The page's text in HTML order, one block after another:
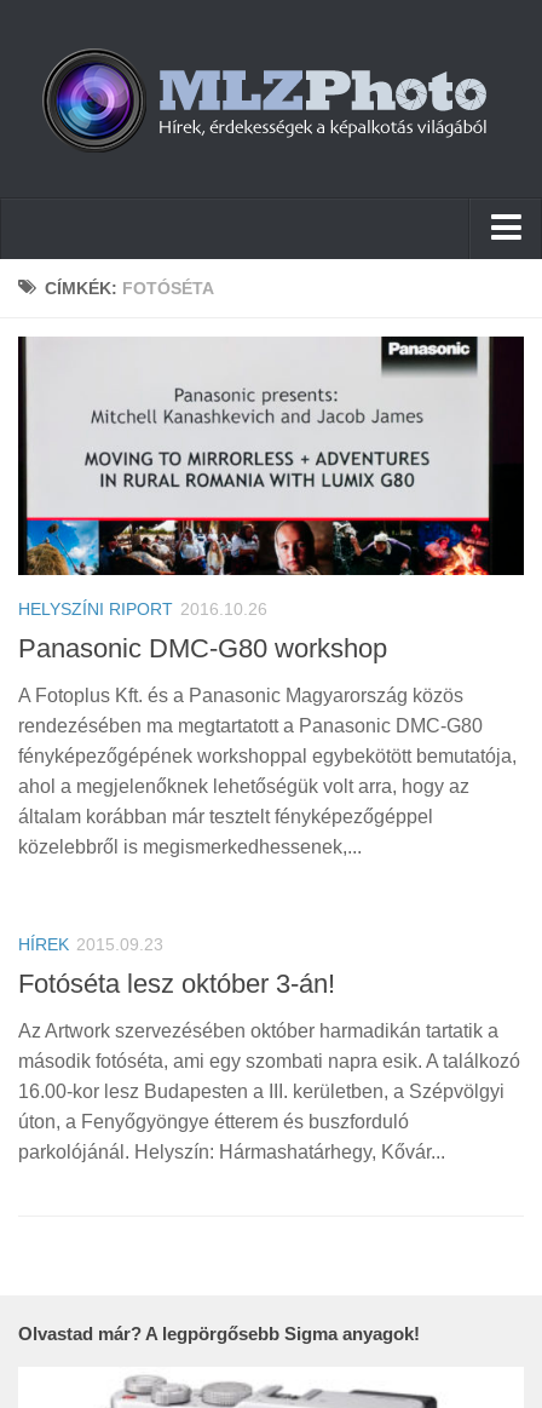
Hírek
Szoftver
Firmware
Tanácsok
Érdekességek
Helyszíni Riport
E-BB
CÍMKÉK: FOTÓSÉTA
HELYSZÍNI RIPORT 2016.10.26
Panasonic DMC-G80 workshop
A Fotoplus Kft. és a Panasonic Magyarország közös
rendezésében ma megtartatott a Panasonic DMC-G80
fényképezőgépének workshoppal egybekötött bemutatója,
ahol a megjelenőknek lehetőségük volt arra, hogy az
általam korábban már tesztelt fényképezőgéppel
közelebbről is megismerkedhessenek,...
HÍREK 2015.09.23
Fotóséta lesz október 3-án!
Az Artwork szervezésében október harmadikán tartatik a
második fotóséta, ami egy szombati napra esik. A találkozó
16.00-kor lesz Budapesten a III. kerületben, a Szépvölgyi
úton, a Fenyőgyöngye étterem és buszforduló
parkolójánál. Helyszín: Hármashatárhegy, Kővár...
Olvastad már? A legpörgősebb Sigma anyagok!